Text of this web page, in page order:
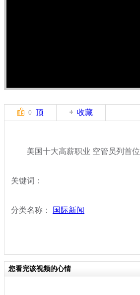
0 顶 收藏
美国十大高薪职业 空管员列首位
关键词：
分类名称： 国际新闻
您看完该视频的心情